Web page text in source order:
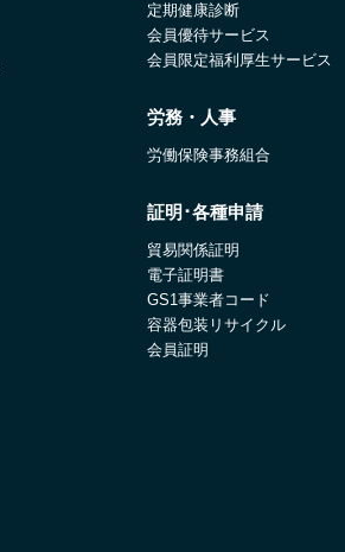
定期健康診断
会員優待サービス
会員限定福利厚生サービス
労務・人事
労働保険事務組合
証明･各種申請
貿易関係証明
電子証明書
GS1事業者コード
容器包装リサイクル
会員証明